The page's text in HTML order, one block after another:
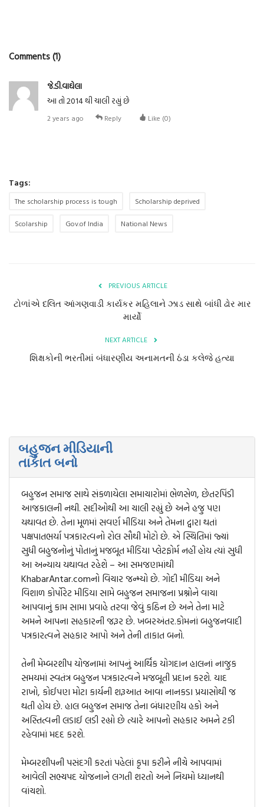
Comments (1)
જે.ડી.વાઘેલા
આ તો 2014 થી ચાલી રહ્યું છે
2 years ago Reply Like (0)
Tags:
The scholarship process is tough Scholarship deprived
Scolarship Gov.of India National News
PREVIOUS ARTICLE
ટોળાંએ દલિત આંગણવાડી કાર્યકર મહિલાને ઝાડ સાથે બાંધી ઢોર માર
માર્યો
NEXT ARTICLE
શિક્ષકોની ભરતીમાં બંધારણીય અનામતની ઠંડા કલેજે હત્યા
બહુજન મીડિયાની
તાકાત બનો
બહુજન સમાજ સાથે સંકળાયેલા સમાચારોમાં ભેળસેળ, છેતરપિંડી
આજકાલની નથી. સદીઓથી આ ચાલી રહ્યું છે અને હજુ પણ
યથાવત છે. તેના મૂળમાં સવર્ણ મીડિયા અને તેમના દ્વારા થતાં
પક્ષપાતભર્યા પત્રકારત્વનો રોલ સૌથી મોટો છે. એ સ્થિતિમાં જ્યાં
સુધી બહુજનોનું પોતાનું મજબૂત મીડિયા પ્લેટફોર્મ નહીં હોય ત્યાં સુધી
આ અન્યાય યથાવત રહેશે – આ સમજણમાંથી
KhabarAntar.comનો વિચાર જન્મ્યો છે. ગોદી મીડિયા અને
વિશાળ કોર્પોરેટ મીડિયા સામે બહુજન સમાજના પ્રશ્નોને વાચા
આપવાનું કામ સામા પ્રવાહે તરવા જેવું કઠિન છે અને તેના માટે
અમને આપના સહકારની જરૂર છે. ખબરઅંતર.કોમનાં બહુજનવાદી
પત્રકારત્વને સહકાર આપો અને તેની તાકાત બનો.
તેની મેમ્બરશીપ યોજનામાં આપનું આર્થિક યોગદાન હાલનાં નાજુક
સમયમાં સ્વતંત્ર બહુજન પત્રકારત્વને મજબૂતી પ્રદાન કરશે. યાદ
રાખો, કોઈપણ મોટા કાર્યની શરૂઆત આવા નાનકડા પ્રયાસોથી જ
થતી હોય છે. હાલ બહુજન સમાજ તેના બંધારણીય હકો અને
અસ્તિત્વની લડાઈ લડી રહ્યો છે ત્યારે આપનો સહકાર અમને ટકી
રહેવામાં મદદ કરશે.
મેમ્બરશીપની પસંદગી કરતાં પહેલાં કૃપા કરીને નીચે આપવામાં
આવેલી સભ્યપદ યોજનાને લગતી શરતો અને નિયમો ધ્યાનથી
વાંચશો.